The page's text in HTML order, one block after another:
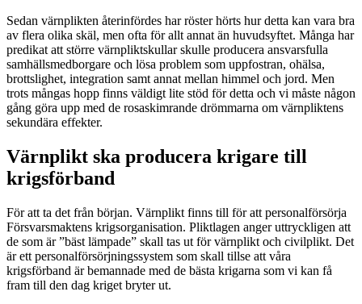
Sedan värnplikten återinfördes har röster hörts hur detta kan vara bra
av flera olika skäl, men ofta för allt annat än huvudsyftet. Många har
predikat att större värnpliktskullar skulle producera ansvarsfulla
samhällsmedborgare och lösa problem som uppfostran, ohälsa,
brottslighet, integration samt annat mellan himmel och jord. Men
trots mångas hopp finns väldigt lite stöd för detta och vi måste någon
gång göra upp med de rosaskimrande drömmarna om värnpliktens
sekundära effekter.
Värnplikt ska producera krigare till
krigsförband
För att ta det från början. Värnplikt finns till för att personalförsörja
Försvarsmaktens krigsorganisation. Pliktlagen anger uttryckligen att
de som är ”bäst lämpade” skall tas ut för värnplikt och civilplikt. Det
är ett personalförsörjningssystem som skall tillse att våra
krigsförband är bemannade med de bästa krigarna som vi kan få
fram till den dag kriget bryter ut.